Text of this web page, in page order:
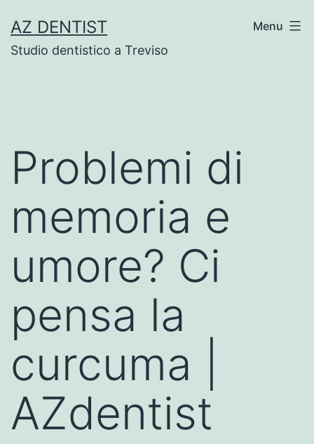
to
content
AZ DENTIST
Studio dentistico a Treviso
Menu
Problemi di
memoria e
umore? Ci
pensa la
curcuma |
AZdentist